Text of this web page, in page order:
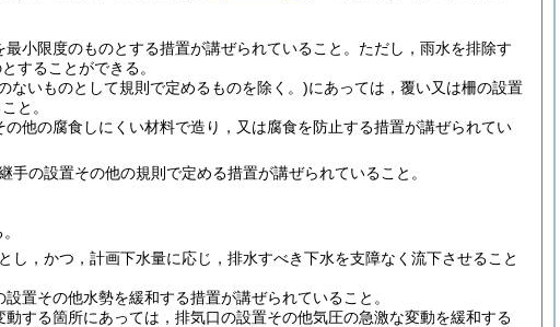
小限度のものとする措置が講ぜられていること。 ただし，雨水を排除す
することができる。
ないものとして規則で定めるものを除く。)にあっては，覆い又は柵の設置
と。
他の腐食しにくい材料で造り，又は腐食を防止する措置が講ぜられてい
手の設置その他の規則で定める措置が講ぜられていること。
し，かつ，計画下水量に応じ，排水すべき下水を支障なく流下させること
置その他水勢を緩和する措置が講ぜられていること。
する箇所にあっては，排気口の設置その他気圧の急激な変動を緩和する